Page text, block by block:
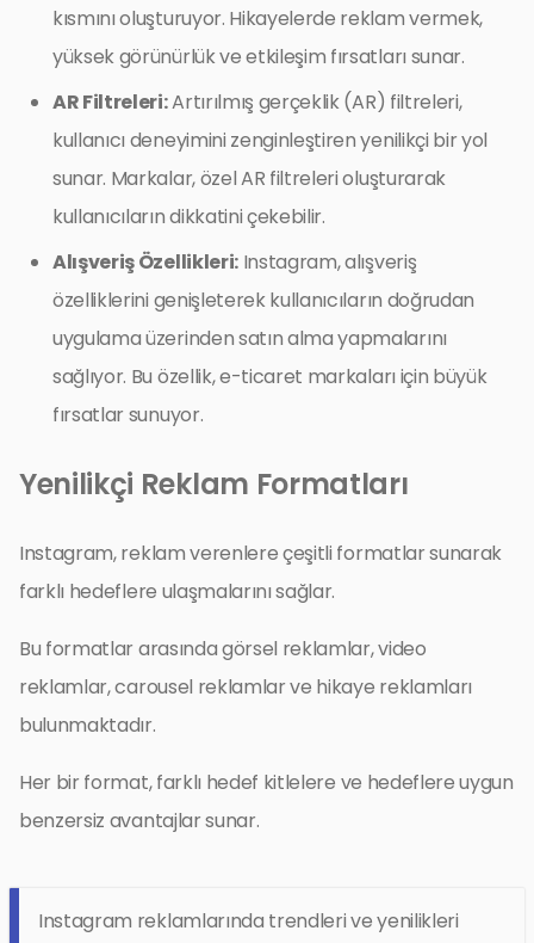
kısmını oluşturuyor. Hikayelerde reklam vermek,
yüksek görünürlük ve etkileşim fırsatları sunar.
AR Filtreleri:Artırılmış gerçeklik (AR) filtreleri,
kullanıcı deneyimini zenginleştiren yenilikçi bir yol
sunar. Markalar, özel AR filtreleri oluşturarak
kullanıcıların dikkatini çekebilir.
Alışveriş Özellikleri:Instagram, alışveriş
özelliklerini genişleterek kullanıcıların doğrudan
uygulama üzerinden satın alma yapmalarını
sağlıyor. Bu özellik, e-ticaret markaları için büyük
fırsatlar sunuyor.
Yenilikçi Reklam Formatları
Instagram, reklam verenlere çeşitli formatlar sunarak
farklı hedeflere ulaşmalarını sağlar.
Bu formatlar arasında görsel reklamlar, video
reklamlar, carousel reklamlar ve hikaye reklamları
bulunmaktadır.
Her bir format, farklı hedef kitlelere ve hedeflere uygun
benzersiz avantajlar sunar.
Instagram reklamlarında trendleri ve yenilikleri